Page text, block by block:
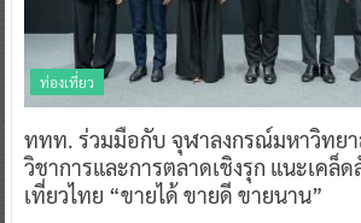
ท่องเที่ยว
ททท. ร่วมมือกับ จุฬาลงกรณ์มหาวิทย
วิชาการและการตลาดเชิงรุก แนะเคล็
เที่ยวไทย “ขายได้ ขายดี ขายนาน”